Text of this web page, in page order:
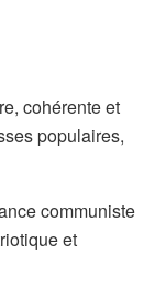
cohérente et
populaires,
communiste
et